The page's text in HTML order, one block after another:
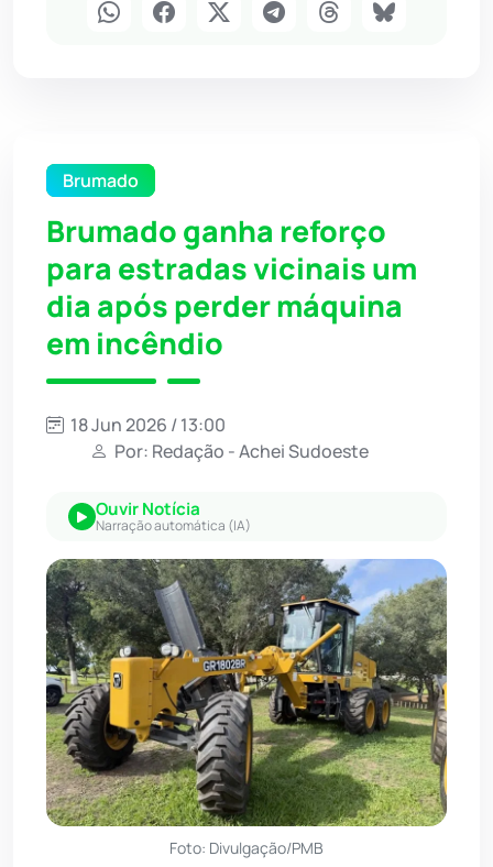
Brumado
Brumado ganha reforço
para estradas vicinais um
dia após perder máquina
em incêndio
18 Jun 2026 / 13:00
Por: Redação - Achei Sudoeste
Ouvir Notícia
Narração automática (IA)
Foto: Divulgação/PMB